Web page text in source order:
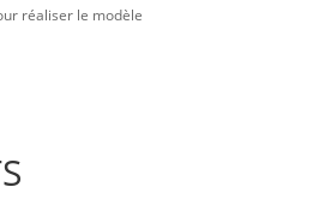
réaliser le modèle